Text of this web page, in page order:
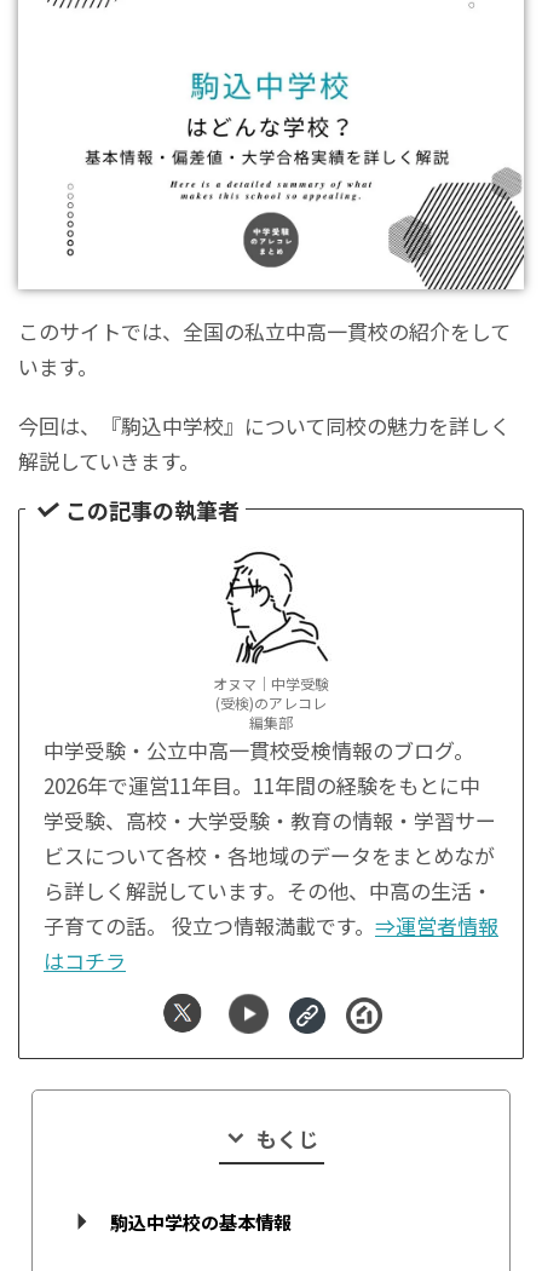
このサイトでは、全国の私立中高一貫校の紹介をして
います。
今回は、『駒込中学校』について同校の魅力を詳しく
解説していきます。
この記事の執筆者
オヌマ｜中学受験
(受検)のアレコレ
編集部
中学受験・公立中高一貫校受検情報のブログ。
2026年で運営11年目。11年間の経験をもとに中
学受験、高校・大学受験・教育の情報・学習サー
ビスについて各校・各地域のデータをまとめなが
ら詳しく解説しています。その他、中高の生活・
子育ての話。 役立つ情報満載です。 ⇒運営者情報
はコチラ
もくじ
駒込中学校の基本情報